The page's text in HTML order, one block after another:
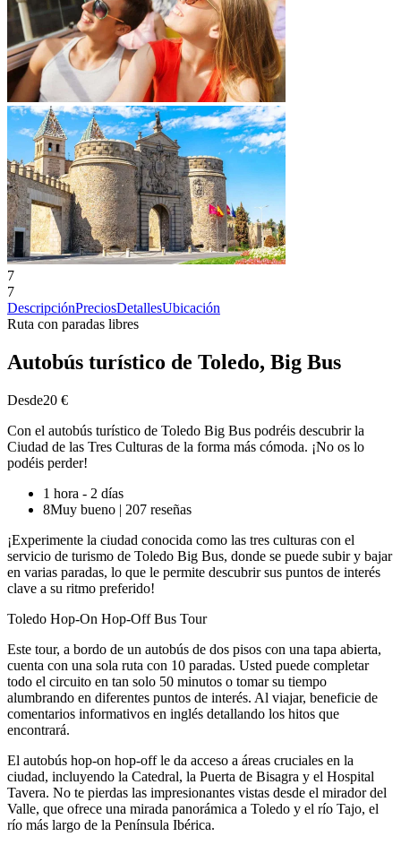
7
7
DescripciónPreciosDetallesUbicación
Ruta con paradas libres
Autobús turístico de Toledo, Big Bus
Desde20 €
Con el autobús turístico de Toledo Big Bus podréis descubrir la
Ciudad de las Tres Culturas de la forma más cómoda. ¡No os lo
podéis perder!
1 hora - 2 días
8Muy bueno | 207 reseñas
¡Experimente la ciudad conocida como las tres culturas con el
servicio de turismo de Toledo Big Bus, donde se puede subir y bajar
en varias paradas, lo que le permite descubrir sus puntos de interés
clave a su ritmo preferido!
Toledo Hop-On Hop-Off Bus Tour
Este tour, a bordo de un autobús de dos pisos con una tapa abierta,
cuenta con una sola ruta con 10 paradas. Usted puede completar
todo el circuito en tan solo 50 minutos o tomar su tiempo
alumbrando en diferentes puntos de interés. Al viajar, beneficie de
comentarios informativos en inglés detallando los hitos que
encontrará.
El autobús hop-on hop-off le da acceso a áreas cruciales en la
ciudad, incluyendo la Catedral, la Puerta de Bisagra y el Hospital
Tavera. No te pierdas las impresionantes vistas desde el mirador del
Valle, que ofrece una mirada panorámica a Toledo y el río Tajo, el
río más largo de la Península Ibérica.